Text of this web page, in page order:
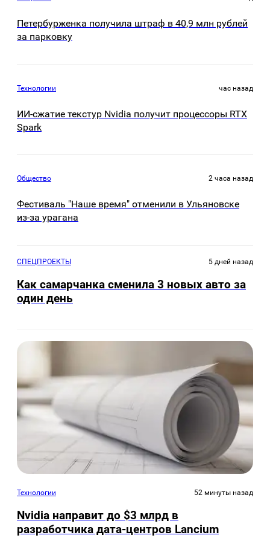
Петербурженка получила штраф в 40,9 млн рублей
за парковку
Технологии час назад
ИИ-сжатие текстур Nvidia получит процессоры RTX
Spark
Общество 2 часа назад
Фестиваль "Наше время" отменили в Ульяновске
из-за урагана
СПЕЦПРОЕКТЫ 5 дней назад
Как самарчанка сменила 3 новых авто за
один день
Технологии 52 минуты назад
Nvidia направит до $3 млрд в
разработчика дата-центров Lancium